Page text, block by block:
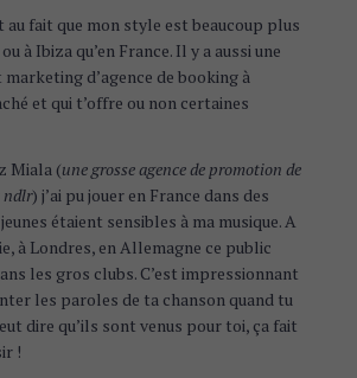
au fait que mon style est beaucoup plus
à Ibiza qu’en France. Il y a aussi une
d’agence de booking à
et qui t’offre ou non certaines
Miala (une grosse agence de promotion de
ndlr) j’ai pu jouer en France dans des
étaient sensibles à ma musique. A
à Londres, en Allemagne ce public
les gros clubs. C’est impressionnant
les paroles de ta chanson quand tu
dire qu’ils sont venus pour toi, ça fait
!